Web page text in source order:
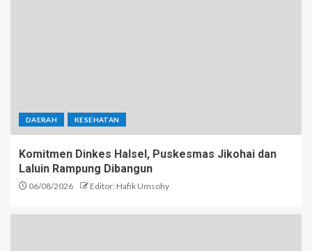
DAERAH KESEHATAN
Komitmen Dinkes Halsel, Puskesmas Jikohai dan
Laluin Rampung Dibangun
06/08/2026 Editor: Hafik Umsohy